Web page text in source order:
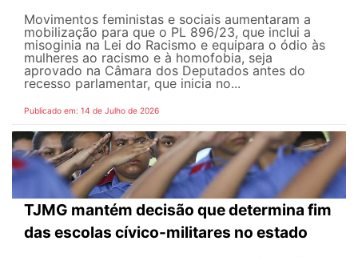
Movimentos feministas e sociais aumentaram a
mobilização para que o PL 896/23, que inclui a
misoginia na Lei do Racismo e equipara o ódio às
mulheres ao racismo e à homofobia, seja
aprovado na Câmara dos Deputados antes do
recesso parlamentar, que inicia no...
Publicado em: 14 de Julho de 2026
TJMG mantém decisão que determina fim
das escolas cívico-militares no estado